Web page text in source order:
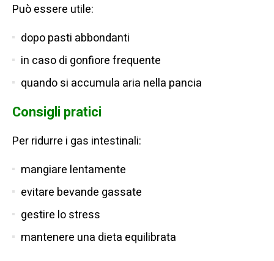
Può essere utile:
dopo pasti abbondanti
in caso di gonfiore frequente
quando si accumula aria nella pancia
Consigli pratici
Per ridurre i gas intestinali:
mangiare lentamente
evitare bevande gassate
gestire lo stress
mantenere una dieta equilibrata